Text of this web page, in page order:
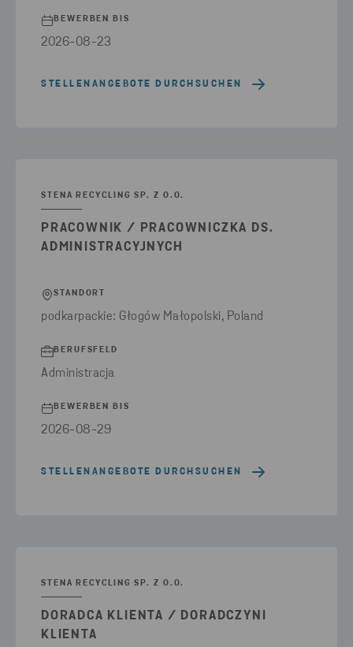
BEWERBEN BIS
2026-08-23
STELLENANGEBOTE DURCHSUCHEN
STENA RECYCLING SP. Z O.O.
PRACOWNIK / PRACOWNICZKA DS.
ADMINISTRACYJNYCH
STANDORT
podkarpackie: Głogów Małopolski, Poland
BERUFSFELD
Administracja
BEWERBEN BIS
2026-08-29
STELLENANGEBOTE DURCHSUCHEN
STENA RECYCLING SP. Z O.O.
DORADCA KLIENTA / DORADCZYNI
KLIENTA